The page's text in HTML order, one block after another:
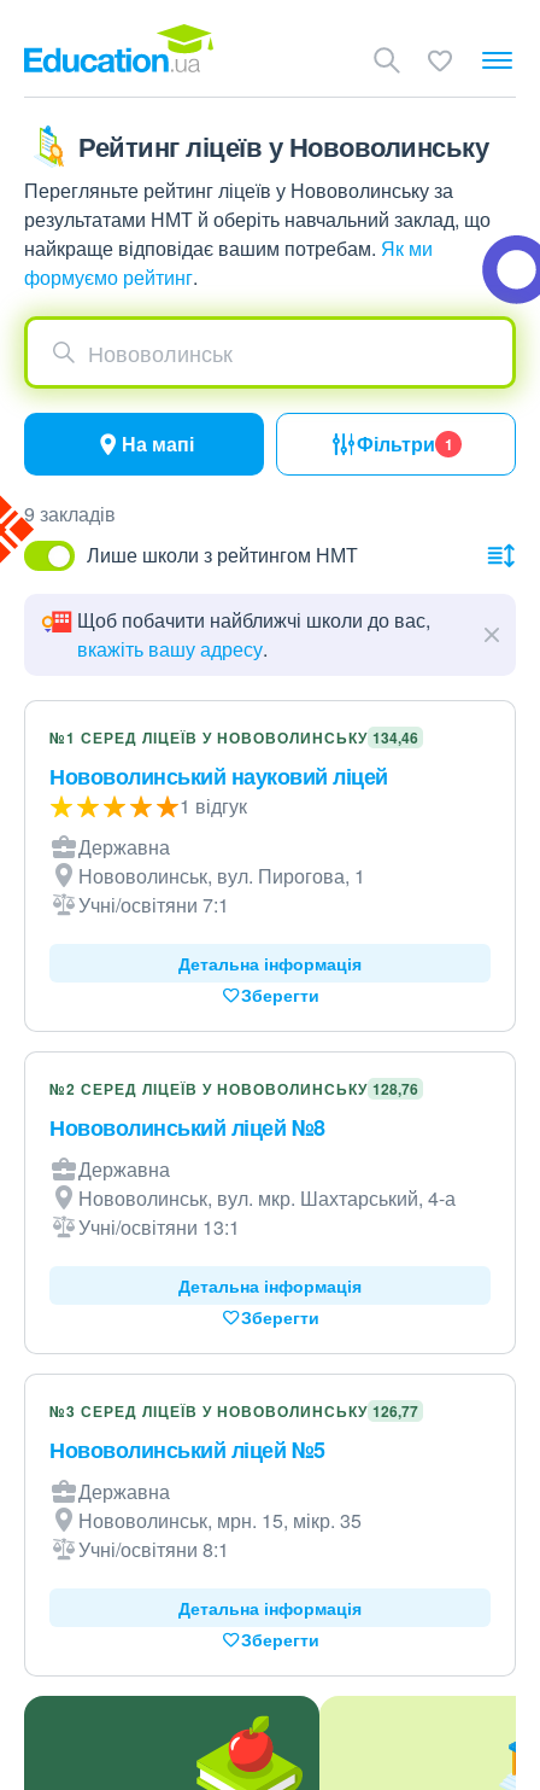
Рейтинг ліцеїв у Нововолинську
Перегляньте рейтинг ліцеїв у Нововолинську за
результатами НМТ й оберіть навчальний заклад, що
найкраще відповідає вашим потребам. Як ми
формуємо рейтинг.
Нововолинськ
На мапі Фільтри 1
9 закладів
Лише школи з рейтингом НМТ
Щоб побачити найближчі школи до вас,
вкажіть вашу адресу.
№1 СЕРЕД ЛІЦЕЇВ У НОВОВОЛИНСЬКУ 134,46
Нововолинський науковий ліцей
1 відгук
Державна
Нововолинськ, вул. Пирогова, 1
Учні/освітяни 7:1
Детальна інформація
Зберегти
№2 СЕРЕД ЛІЦЕЇВ У НОВОВОЛИНСЬКУ 128,76
Нововолинський ліцей №8
Державна
Нововолинськ, вул. мкр. Шахтарський, 4-а
Учні/освітяни 13:1
Детальна інформація
Зберегти
№3 СЕРЕД ЛІЦЕЇВ У НОВОВОЛИНСЬКУ 126,77
Нововолинський ліцей №5
Державна
Нововолинськ, мрн. 15, мікр. 35
Учні/освітяни 8:1
Детальна інформація
Зберегти